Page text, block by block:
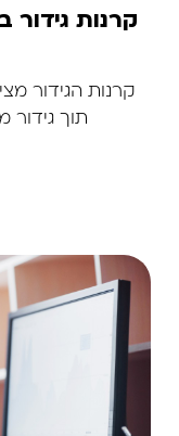
קרנות
קרנות הגידור
תוך גידור